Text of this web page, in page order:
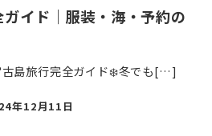
イド｜服装・海・予約の
古島旅行完全ガイド❄️冬でも[…]
年12月11日